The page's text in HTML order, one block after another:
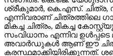
ശ്രീകുമാർ, കെ.എസ്.
എന്നിവരാണ് ചിത്രത്തിലെ
മികച്ച ചിത്രം, മികച്ച
സംവിധാനം എന്നിവ
അവാർഡുകൾ ആണ് ഈ
കരസ്ഥമാക്കിയിരിക്കുന്നത്.